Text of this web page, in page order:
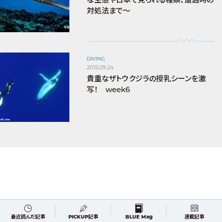
対処法まで～
DIVING
2015.09.24
貴重なザトウクジラの授乳シーンを激
写！ week6
最近読んだ記事 PICKUP記事 BLUE Mag 連載記事